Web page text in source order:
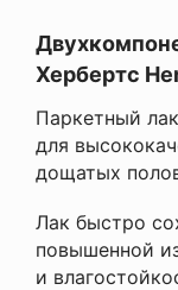
Хербертс
Паркетный
для
дощатых
Лак быстро
повышенной
и